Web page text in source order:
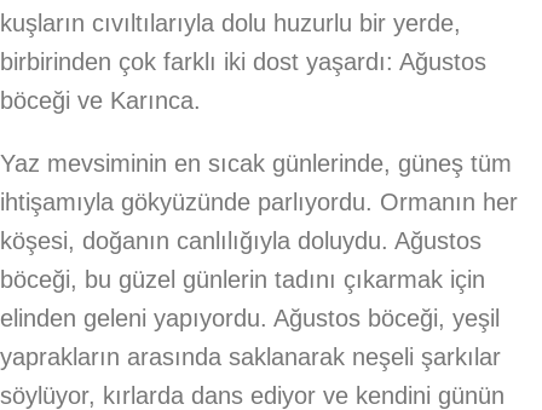
kuşların cıvıltılarıyla dolu huzurlu bir yerde,
birbirinden çok farklı iki dost yaşardı: Ağustos
böceği ve Karınca.
Yaz mevsiminin en sıcak günlerinde, güneş tüm
ihtişamıyla gökyüzünde parlıyordu. Ormanın her
köşesi, doğanın canlılığıyla doluydu. Ağustos
böceği, bu güzel günlerin tadını çıkarmak için
elinden geleni yapıyordu. Ağustos böceği, yeşil
yaprakların arasında saklanarak neşeli şarkılar
söylüyor, kırlarda dans ediyor ve kendini günün